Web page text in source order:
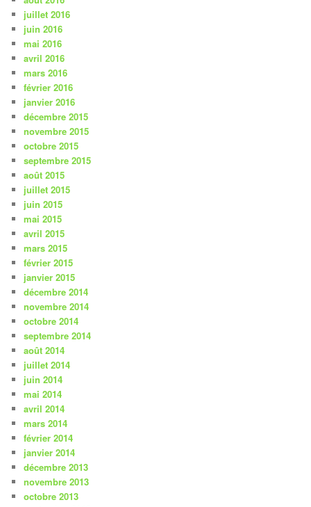
juillet 2016
juin 2016
mai 2016
avril 2016
mars 2016
février 2016
janvier 2016
décembre 2015
novembre 2015
octobre 2015
septembre 2015
août 2015
juillet 2015
juin 2015
mai 2015
avril 2015
mars 2015
février 2015
janvier 2015
décembre 2014
novembre 2014
octobre 2014
septembre 2014
août 2014
juillet 2014
juin 2014
mai 2014
avril 2014
mars 2014
février 2014
janvier 2014
décembre 2013
novembre 2013
octobre 2013